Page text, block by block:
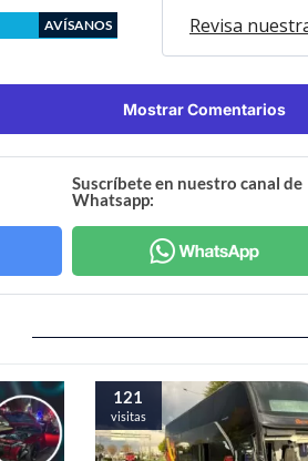
AVÍSANOS Revisa
Mostrar Comentarios
Suscríbete en nuestro canal de
Whatsapp:
121
visitas